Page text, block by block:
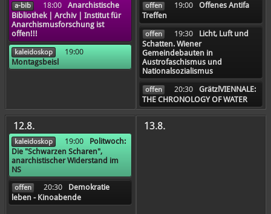
a-bib 18:00
Anarchistische
Bibliothek | Archiv | Institut für
Anarchismusforschung ist
offen!!!
kaleidoskop
19:00
Montagsbeisl
offen 19:00
Offenes Antifa
Treffen
offen 19:30
Licht, Luft und
Schatten. Wiener
Gemeindebauten in
Austrofaschismus und
Nationalsozialismus
offen 20:30
GrätzlVIENNALE:
THE CHRONOLOGY OF WATER
12.8.
kaleidoskop 19:00
Politwoch:
Die "Schwarzen Scharen",
anarchistischer Widerstand im
NS
offen 20:30
Demo­kratie
leben - Kinoabende
13.8.